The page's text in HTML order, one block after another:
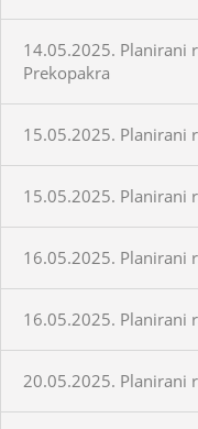
14.05.2025. Planirani
Prekopakra
15.05.2025. Planirani
15.05.2025. Planirani
16.05.2025. Planirani
16.05.2025. Planirani
20.05.2025. Planirani